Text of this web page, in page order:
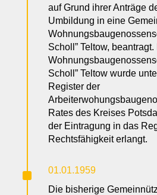
auf Grund ihrer Anträge
Umbildung in eine
Scholl” Teltow,
Scholl” Teltow wurde
Register der
Rates des Kreises
der Eintragung in das
Rechtsfähigkeit erlangt.
^
01.01.1959
Die bisherige